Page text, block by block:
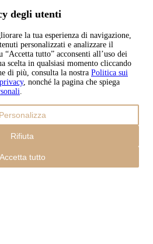
degli utenti
la tua esperienza di navigazione,
personalizzati e analizzare il
tutto” acconsenti all’uso dei
scelta in qualsiasi momento cliccando
di più, consulta la nostra Politica sui
, nonché la pagina che spiega
.
Personalizza
Rifiuta
Accetta tutto